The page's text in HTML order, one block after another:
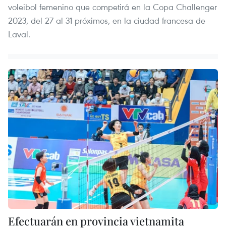
voleibol femenino que competirá en la Copa Challenger
2023, del 27 al 31 próximos, en la ciudad francesa de
Laval.
Efectuarán en provincia vietnamita